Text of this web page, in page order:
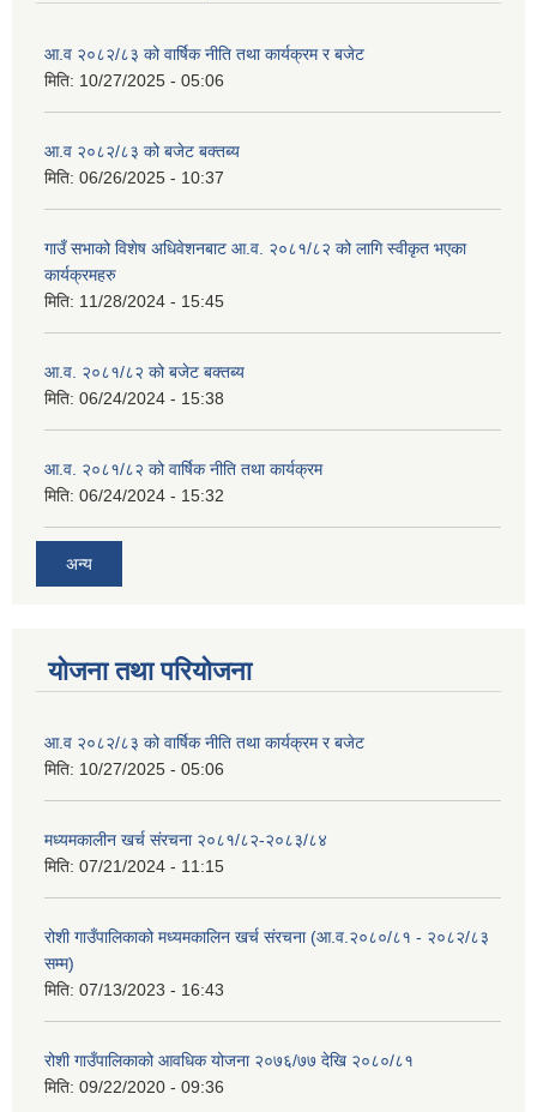
आ.व २०८२/८३ को वार्षिक नीति तथा कार्यक्रम र बजेट
मिति: 10/27/2025 - 05:06
आ.व २०८२/८३ को बजेट बक्तब्य
मिति: 06/26/2025 - 10:37
गाउँ सभाको विशेष अधिवेशनबाट आ.व. २०८१/८२ को लागि स्वीकृत भएका
कार्यक्रमहरु
मिति: 11/28/2024 - 15:45
आ.व. २०८१/८२ को बजेट बक्तब्य
मिति: 06/24/2024 - 15:38
आ.व. २०८१/८२ को वार्षिक नीति तथा कार्यक्रम
मिति: 06/24/2024 - 15:32
अन्य
योजना तथा परियोजना
आ.व २०८२/८३ को वार्षिक नीति तथा कार्यक्रम र बजेट
मिति: 10/27/2025 - 05:06
मध्यमकालीन खर्च संरचना २०८१/८२-२०८३/८४
मिति: 07/21/2024 - 11:15
रोशी गाउँपालिकाको मध्यमकालिन खर्च संरचना (आ.व.२०८०/८१ - २०८२/८३
सम्म)
मिति: 07/13/2023 - 16:43
रोशी गाउँपालिकाको आवधिक योजना २०७६/७७ देखि २०८०/८१
मिति: 09/22/2020 - 09:36